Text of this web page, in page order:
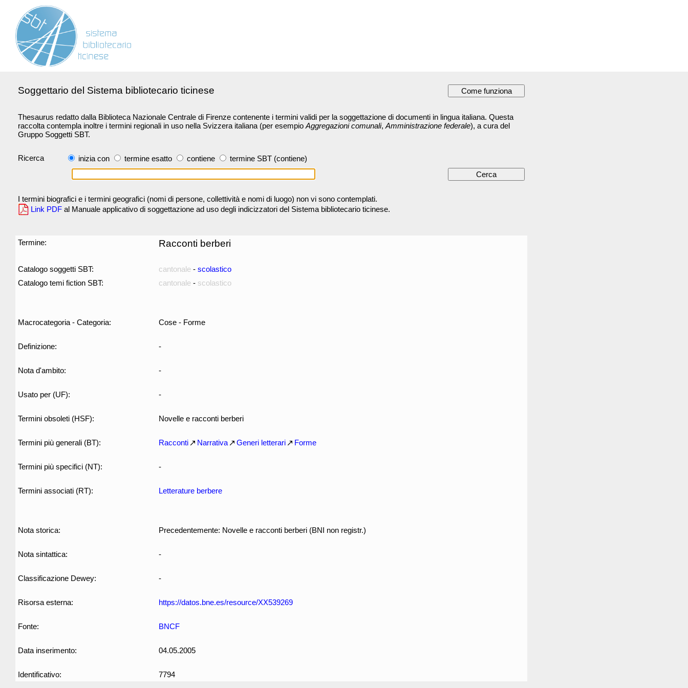
Soggettario del Sistema bibliotecario ticinese
Thesaurus redatto dalla Biblioteca Nazionale Centrale di Firenze contenente i termini validi per la soggettazione di documenti in lingua italiana. Questa
raccolta contempla inoltre i termini regionali in uso nella Svizzera italiana (per esempio Aggregazioni comunali, Amministrazione federale), a cura del
Gruppo Soggetti SBT.
Ricerca inizia con termine esatto contiene termine SBT (contiene)
I termini biografici e i termini geografici (nomi di persone, collettività e nomi di luogo) non vi sono contemplati.
Link PDF al Manuale applicativo di soggettazione ad uso degli indicizzatori del Sistema bibliotecario ticinese.
Termine: Racconti berberi
Catalogo soggetti SBT: cantonale - scolastico
Catalogo temi fiction SBT:
cantonale - scolastico
Macrocategoria - Categoria: Cose - Forme
Definizione: -
Nota d'ambito: -
Usato per (UF): -
Termini obsoleti (HSF): Novelle e racconti berberi
Termini più generali (BT): Racconti Narrativa Generi letterari Forme
Termini più specifici (NT): -
Termini associati (RT): Letterature berbere
Nota storica: Precedentemente: Novelle e racconti berberi (BNI non registr.)
Nota sintattica: -
Classificazione Dewey: -
Risorsa esterna: https://datos.bne.es/resource/XX539269
Fonte: BNCF
Data inserimento: 04.05.2005
Identificativo: 7794